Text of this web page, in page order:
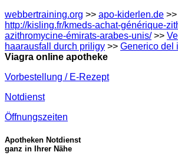
webbertraining.org >> apo-kiderlen.de >>
http://kisling.fr/kmeds-achat-générique-
azithromycine-émirats-arabes-unis/>>
haarausfall durch priligy >> Generico del
Viagra online apotheke
Vorbestellung / E-Rezept
Notdienst
Öffnungszeiten
Apotheken Notdienst
ganz in Ihrer Nähe